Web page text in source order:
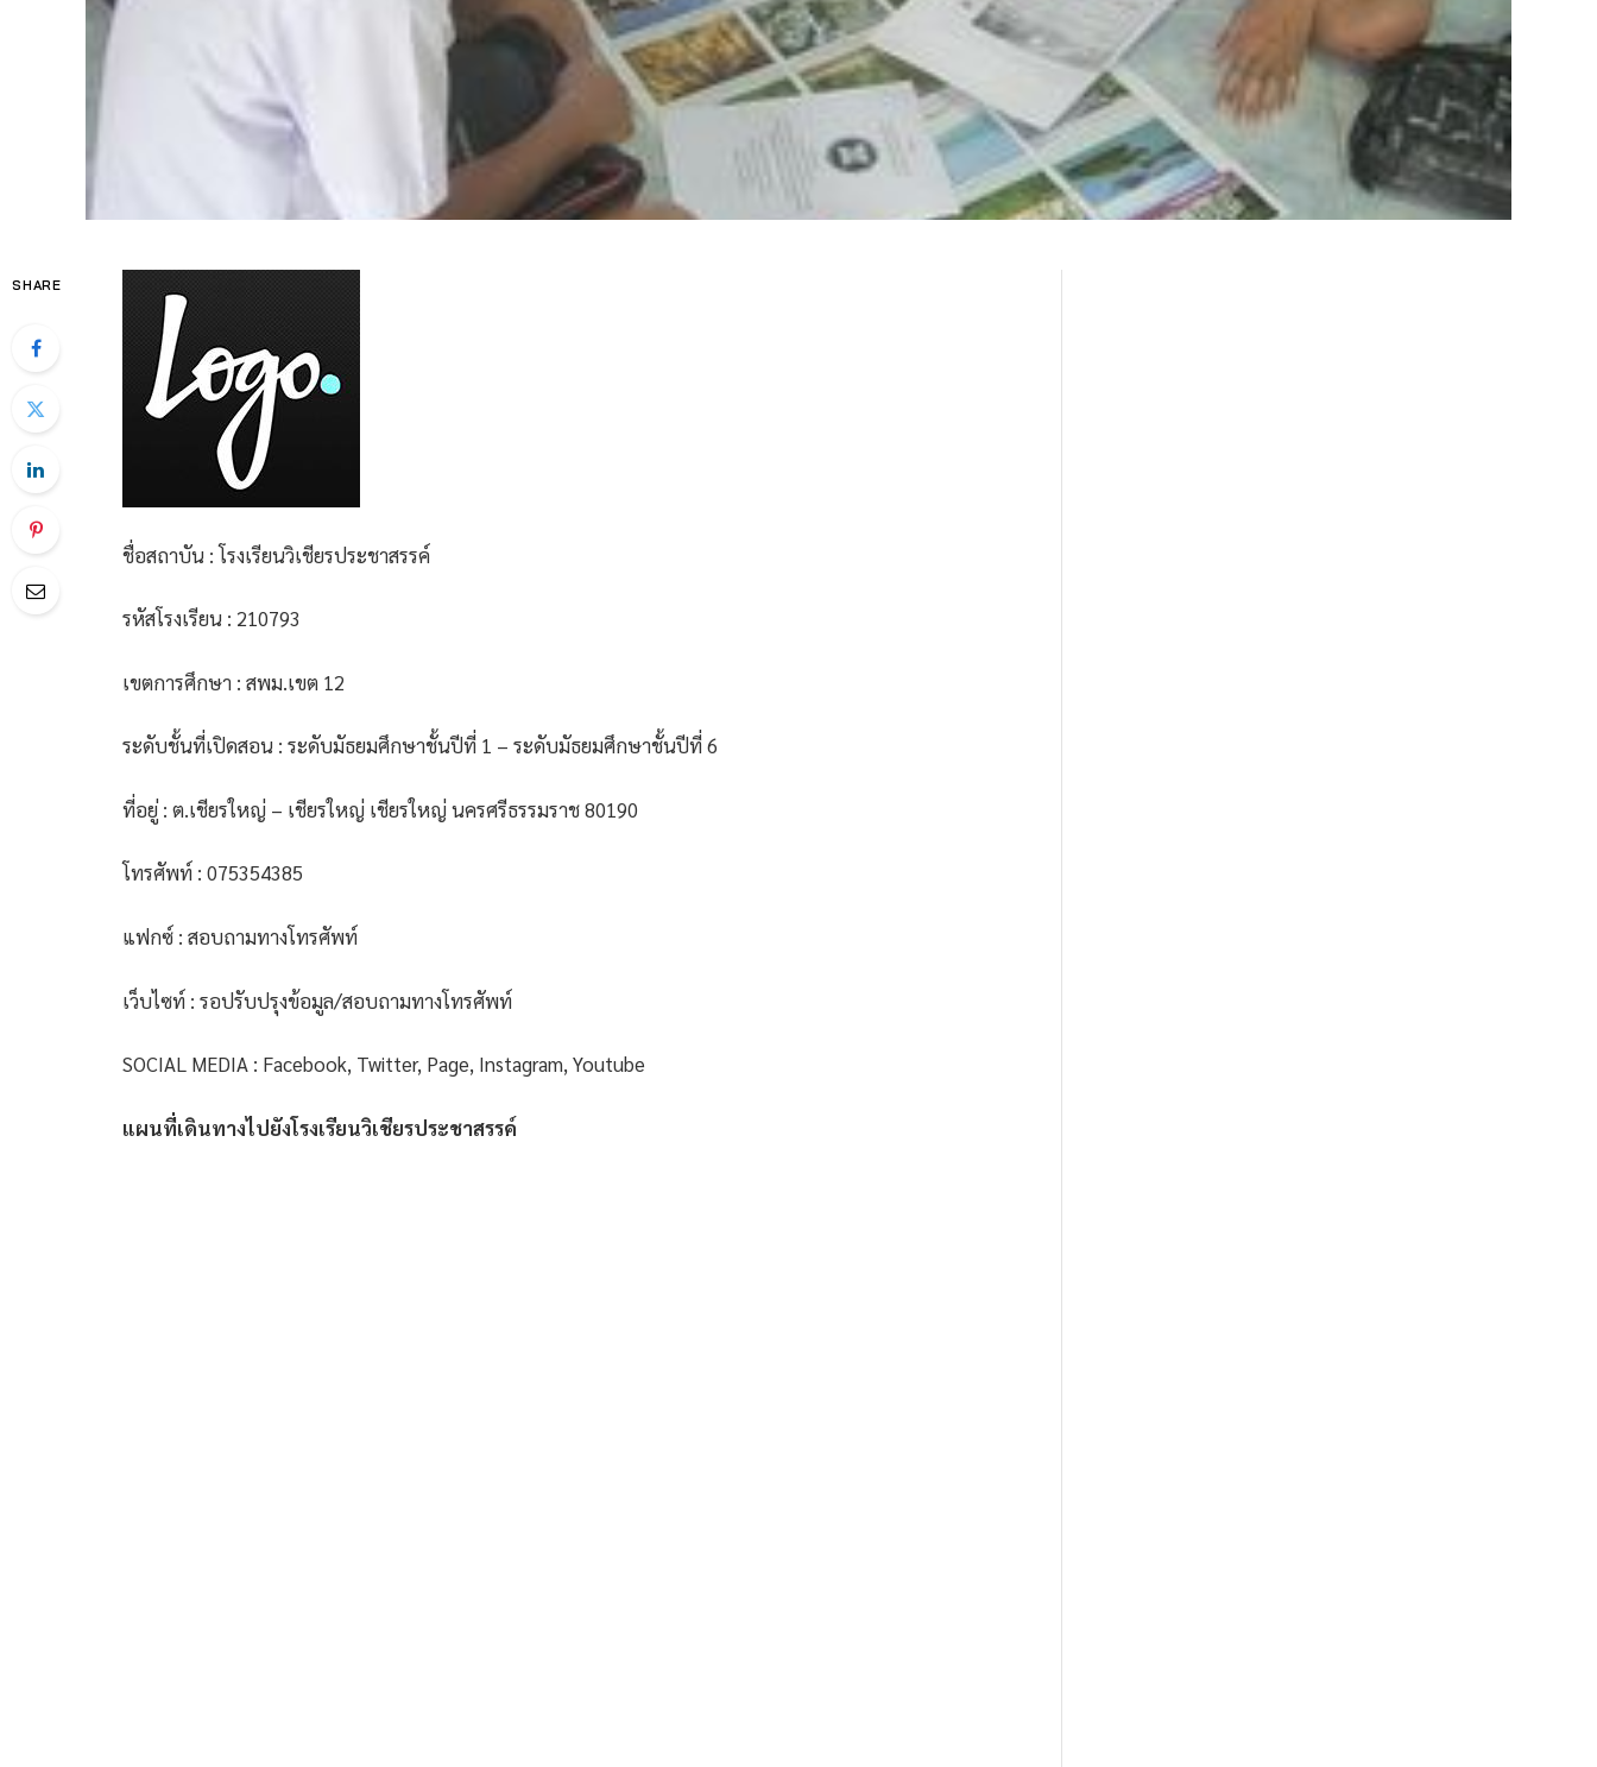
SHARE
ชื่อสถาบัน : โรงเรียนวิเชียรประชาสรรค์
รหัสโรงเรียน : 210793
เขตการศึกษา : สพม.เขต 12
ระดับชั้นที่เปิดสอน : ระดับมัธยมศึกษาชั้นปีที่ 1 – ระดับมัธยมศึกษาชั้นปีที่ 6
ที่อยู่ : ต.เชียรใหญ่ – เชียรใหญ่ เชียรใหญ่ นครศรีธรรมราช 80190
โทรศัพท์ : 075354385
แฟกซ์ : สอบถามทางโทรศัพท์
เว็บไซท์ : รอปรับปรุงข้อมูล/สอบถามทางโทรศัพท์
SOCIAL MEDIA : Facebook, Twitter, Page, Instagram, Youtube
แผนที่เดินทางไปยังโรงเรียนวิเชียรประชาสรรค์